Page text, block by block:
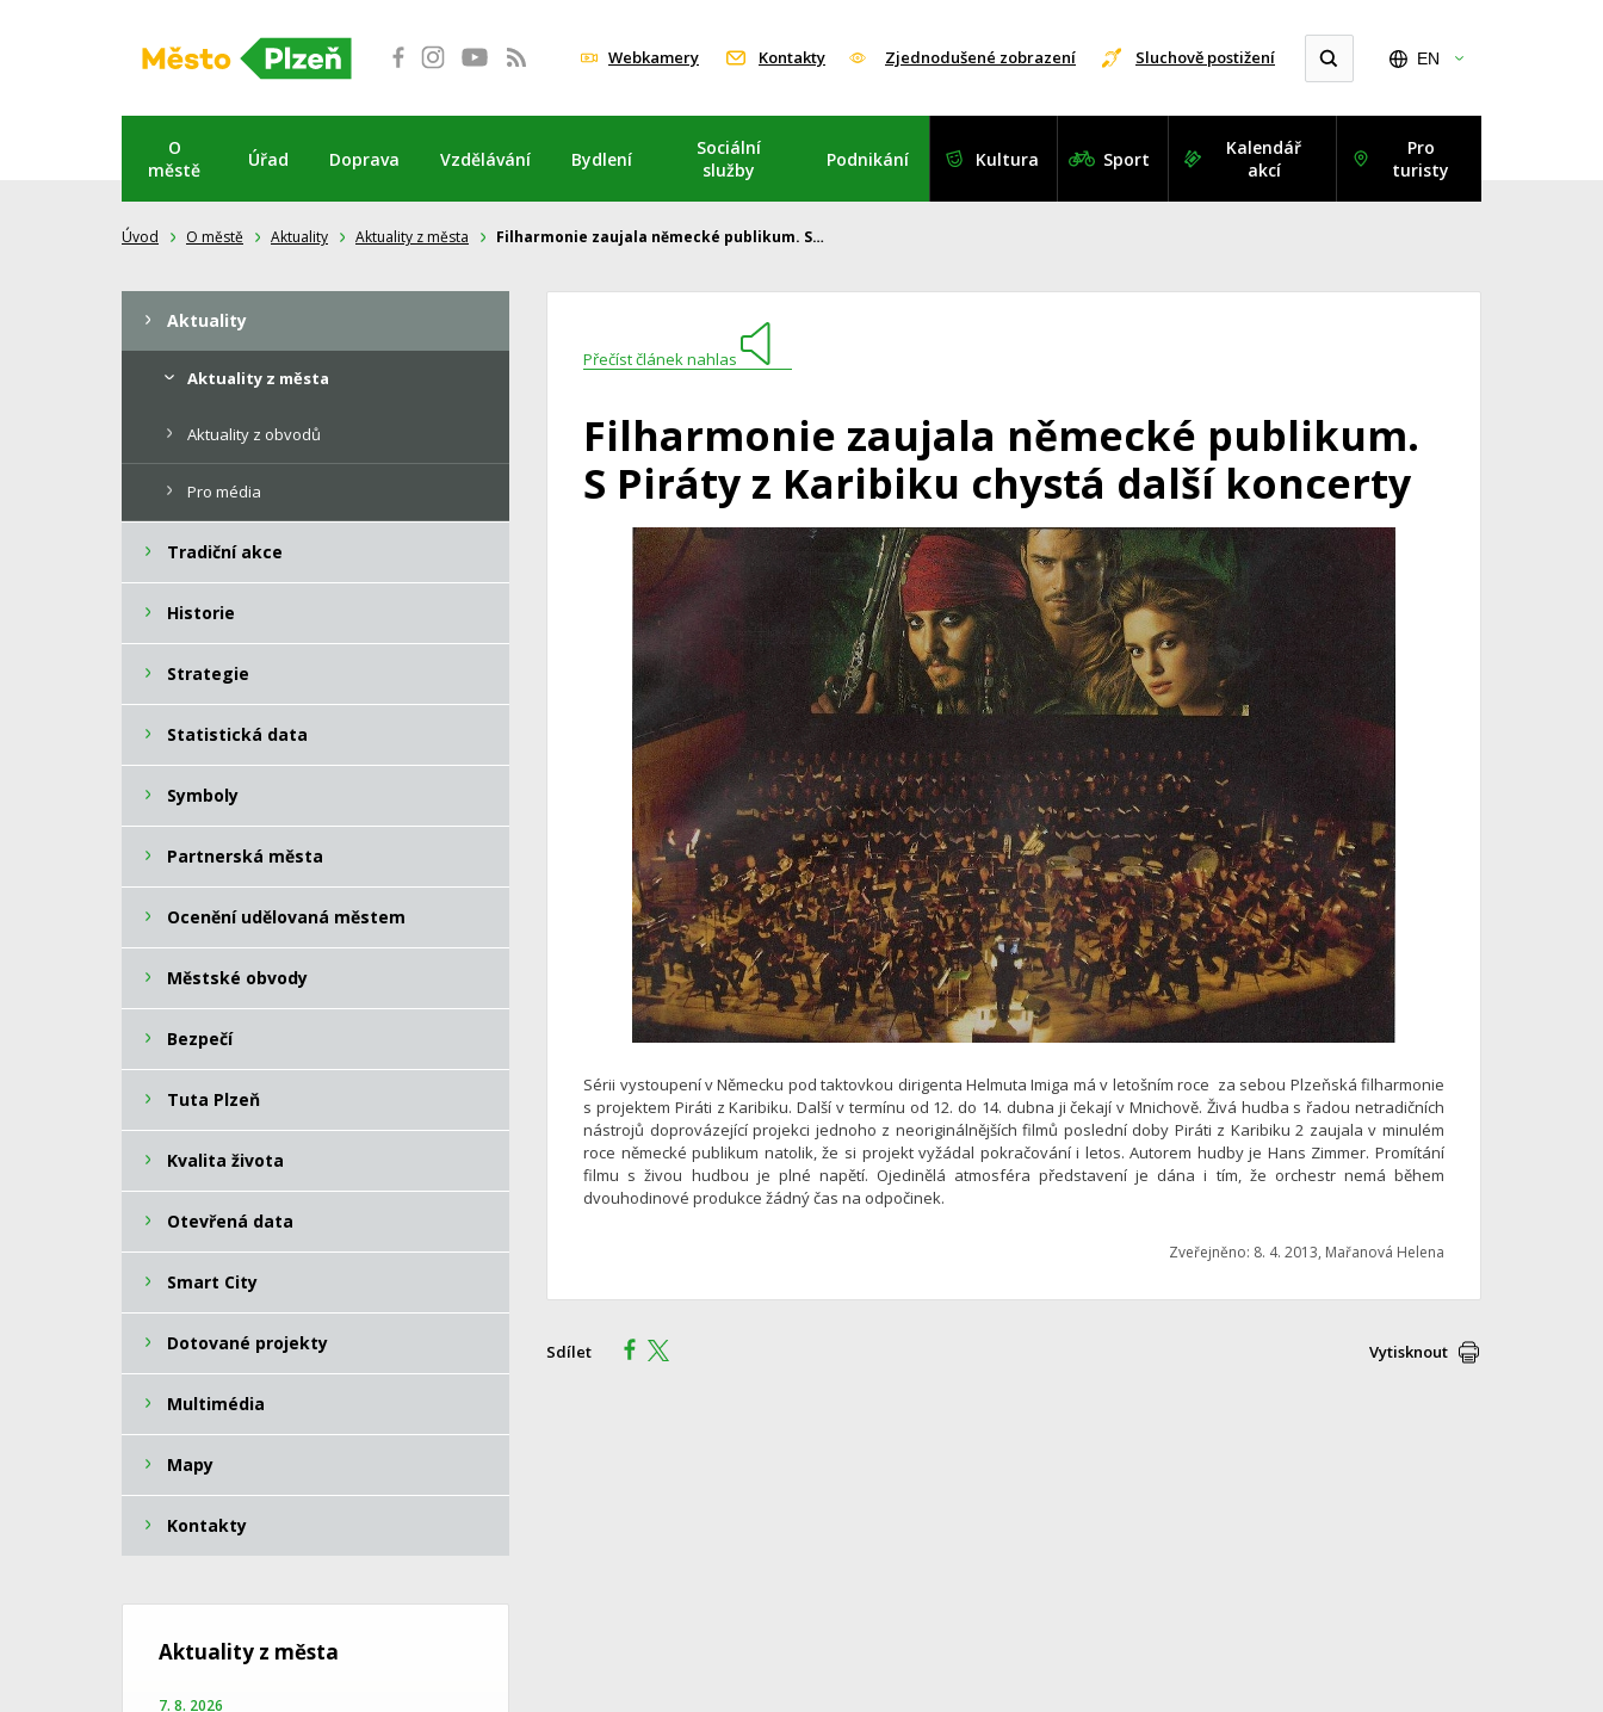
Webkamery Kontakty Zjednodušené zobrazení Sluchově postižení EN
O
městě
Úřad Doprava Vzdělávání Bydlení
Sociální
služby
Podnikání Kultura Sport
Kalendář
akcí
Pro
turisty
Úvod O městě Aktuality Aktuality z města Filharmonie zaujala německé publikum. S…
Přečíst článek nahlas
Filharmonie zaujala německé publikum.
S Piráty z Karibiku chystá další koncerty
Sérii vystoupení v Německu pod taktovkou dirigenta Helmuta Imiga má v letošním roce za sebou Plzeňská filharmonie
s projektem Piráti z Karibiku. Další v termínu od 12. do 14. dubna ji čekají v Mnichově. Živá hudba s řadou netradičních
nástrojů doprovázející projekci jednoho z neoriginálnějších filmů poslední doby Piráti z Karibiku 2 zaujala v minulém
roce německé publikum natolik, že si projekt vyžádal pokračování i letos. Autorem hudby je Hans Zimmer. Promítání
filmu s živou hudbou je plné napětí. Ojedinělá atmosféra představení je dána i tím, že orchestr nemá během
dvouhodinové produkce žádný čas na odpočinek.
Zveřejněno: 8. 4. 2013, Mařanová Helena
Sdílet Vytisknout
Aktuality
Aktuality z města
Aktuality z obvodů
Pro média
Tradiční akce
Historie
Strategie
Statistická data
Symboly
Partnerská města
Ocenění udělovaná městem
Městské obvody
Bezpečí
Tuta Plzeň
Kvalita života
Otevřená data
Smart City
Dotované projekty
Multimédia
Mapy
Kontakty
Aktuality z města
7. 8. 2026